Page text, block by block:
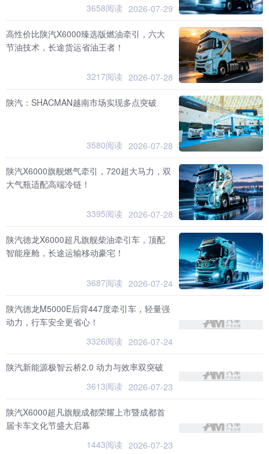
3658阅读 2026-07-29
高性价比陕汽X6000臻选版燃油牵引，六大
节油技术，长途货运省油王者！
3217阅读 2026-07-28
陕汽：SHACMAN越南市场实现多点突破
3580阅读 2026-07-28
陕汽X6000旗舰燃气牵引，720超大马力，双
大气瓶适配高端冷链！
3395阅读 2026-07-28
陕汽德龙X6000超凡旗舰柴油牵引车，顶配
智能座舱，长途运输移动豪宅！
3687阅读 2026-07-24
陕汽德龙M5000E后背447度牵引车，轻量强
动力，行车安全更省心！
3326阅读 2026-07-24
陕汽新能源极智云桥2.0 动力与效率双突破
3613阅读 2026-07-23
陕汽X6000超凡旗舰成都荣耀上市暨成都首
届卡车文化节盛大启幕
1443阅读 2026-07-23